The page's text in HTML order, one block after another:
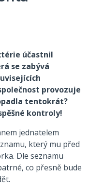
účastnil
se zabývá
provozuje
tentokrát?
kontroly!
jednatelem
který mu před
Dle seznamu
co přesně bude